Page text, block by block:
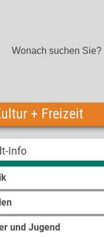
+ Freizeit
Info
und Jugend